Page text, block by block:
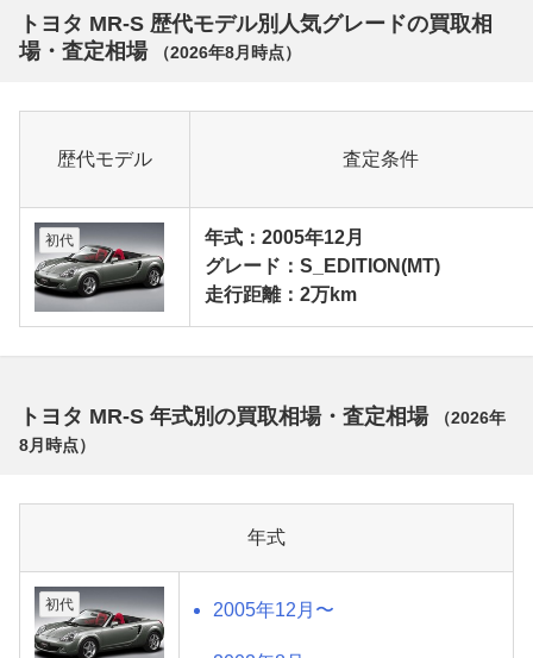
トヨタ MR-S 歴代モデル別人気グレードの買取相
場・査定相場
（2026年8月 時点）
歴代モデル 査定条件
初代
年式：2005年12月
グレード：S_EDITION(MT)
走行距離：2万km
トヨタ MR-S 年式別の買取相場・査定相場 （2026年
8月 時点）
年式
初代 2005年12月〜